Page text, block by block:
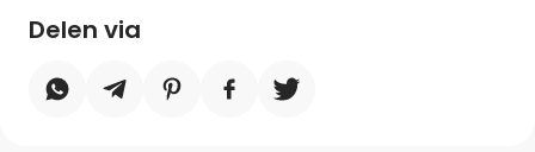
Delen via